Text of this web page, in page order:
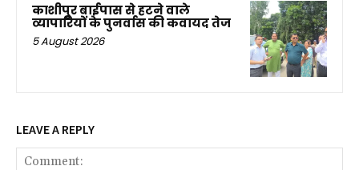
काशीपुर बाईपास से हटने वाले
व्यापारियों के पुनर्वास की कवायद तेज
5 August 2026
LEAVE A REPLY